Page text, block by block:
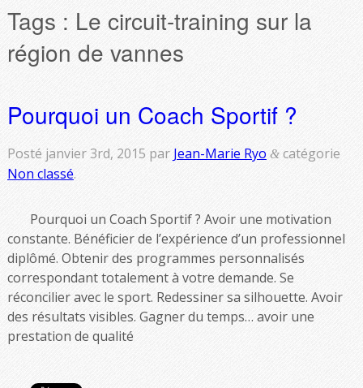
Tags : Le circuit-training sur la
région de vannes
Pourquoi un Coach Sportif ?
Posté janvier 3rd, 2015 par Jean-Marie Ryo &catégorie
Non classé.
Pourquoi un Coach Sportif ? Avoir une motivation
constante. Bénéficier de l’expérience d’un professionnel
diplômé. Obtenir des programmes personnalisés
correspondant totalement à votre demande. Se
réconcilier avec le sport. Redessiner sa silhouette. Avoir
des résultats visibles. Gagner du temps… avoir une
prestation de qualité